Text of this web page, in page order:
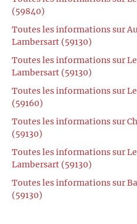
(59840)
Toutes les informations sur
Lambersart (59130)
Toutes les informations sur
Lambersart (59130)
Toutes les informations sur
(59160)
Toutes les informations sur
(59130)
Toutes les informations sur
Lambersart (59130)
Toutes les informations sur
(59130)